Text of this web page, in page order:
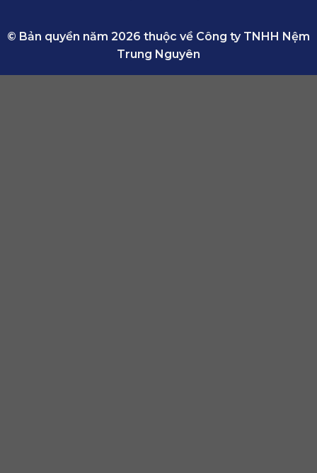
© Bản quyền năm 2026 thuộc về Công ty TNHH Nệm
Trung Nguyên